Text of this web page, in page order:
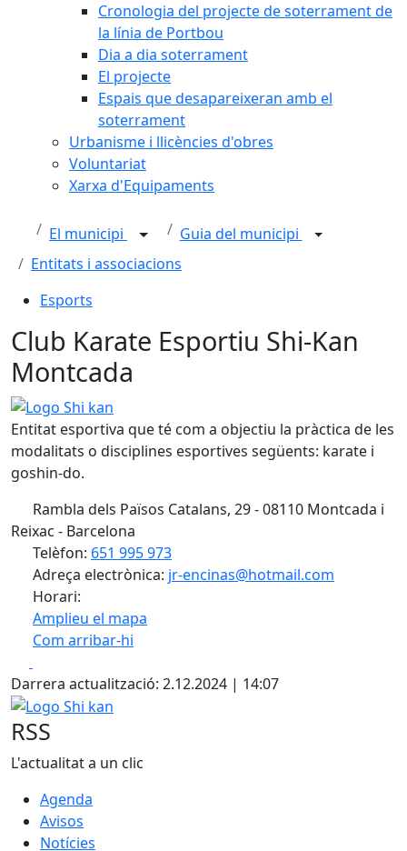
Cronologia del projecte de soterrament de
la línia de Portbou
Dia a dia soterrament
El projecte
Espais que desapareixeran amb el
soterrament
Urbanisme i llicències d'obres
Voluntariat
Xarxa d'Equipaments
El municipi
Guia del municipi
Entitats i associacions
Esports
Club Karate Esportiu Shi-Kan
Montcada
Logo Shi kan
Entitat esportiva que té com a objectiu la pràctica de les
modalitats o disciplines esportives següents: karate i
goshin-do.
Rambla dels Països Catalans, 29 - 08110 Montcada i
Reixac - Barcelona
Telèfon: 651 995 973
Adreça electrònica: jr-encinas@hotmail.com
Horari:
Amplieu el mapa
Com arribar-hi
+
−
Darrera actualització: 2.12.2024 | 14:07
Logo Shi kan
RSS
L'actualitat a un clic
Agenda
Avisos
Notícies